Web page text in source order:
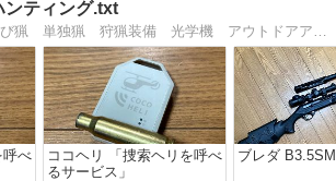
ンティング.txt
射撃 狩猟 忍び猟 単独猟 狩猟装備 光学機 アウトドアアイテムetc...解説、レビューメインの狩猟系ブログです。
呼べ
ココヘリ 「捜索ヘリを呼べ
るサービス」
ブレダ